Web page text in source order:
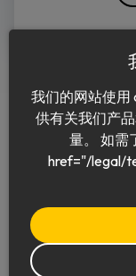
我们的网站使用
供有关我们产
量。 如需
href="/legal/